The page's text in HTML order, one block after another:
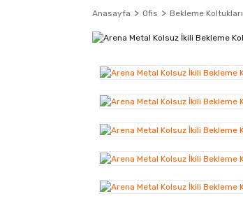
Anasayfa Ofis Bekleme Koltukları